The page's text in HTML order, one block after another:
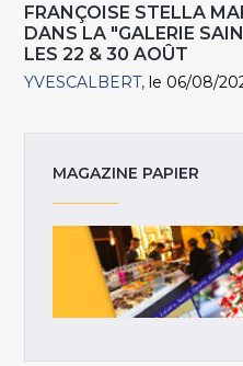
FRANÇOISE STELLA
DANS LA "GALERIE
LES 22 & 30 AOÛT
YVESCALBERT le 06/08/
MAGAZINE PAPIER